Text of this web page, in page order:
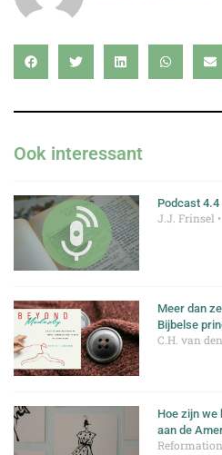
Ook interessant
Podcast
J.J. Frinsel
Meer dan
Bijbelse
C.H. van
Hoe zijn we
aan de